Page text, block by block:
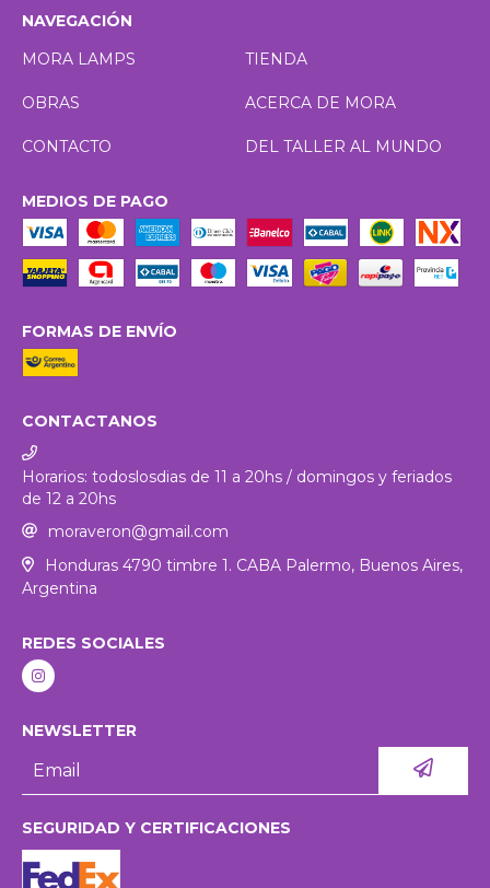
NAVEGACIÓN
MORA LAMPS
TIENDA
OBRAS ACERCA DE MORA
CONTACTO DEL TALLER AL MUNDO
MEDIOS DE PAGO
FORMAS DE ENVÍO
CONTACTANOS
Horarios: todoslosdias de 11 a 20hs / domingos y feriados
de 12 a 20hs
moraveron@gmail.com
Honduras 4790 timbre 1. CABA Palermo, Buenos Aires,
Argentina
REDES SOCIALES
NEWSLETTER
SEGURIDAD Y CERTIFICACIONES